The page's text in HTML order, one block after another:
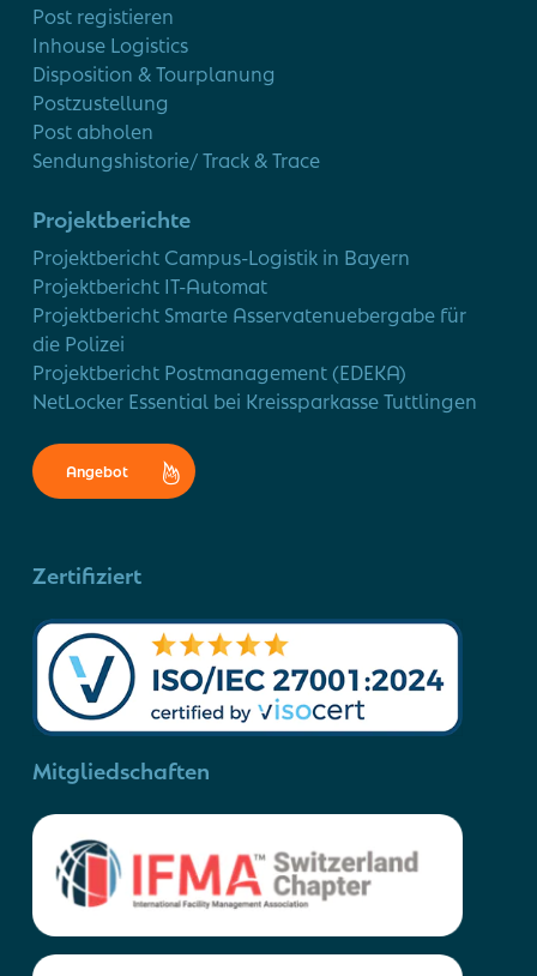
Post registieren
Inhouse Logistics
Disposition & Tourplanung
Postzustellung
Post abholen
Sendungshistorie/ Track & Trace
Projektberichte
Projektbericht Campus-Logistik in Bayern
Projektbericht IT-Automat
Projektbericht Smarte Asservatenuebergabe für
die Polizei
Projektbericht Postmanagement (EDEKA)
NetLocker Essential bei Kreissparkasse Tuttlingen
Angebot
Zertifiziert
Mitgliedschaften